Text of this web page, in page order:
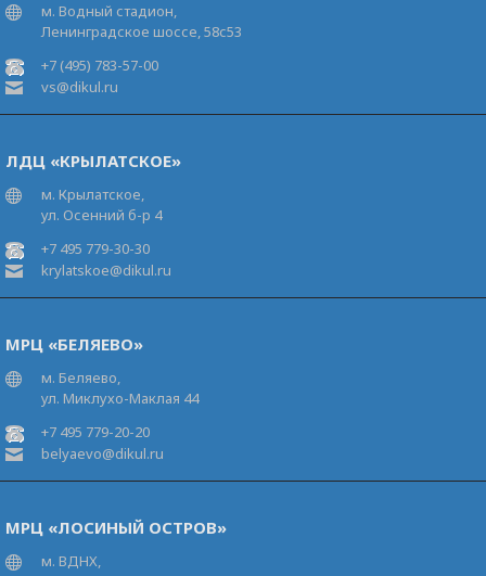
м. Водный стадион,
Ленинградское шоссе, 58с53
+7 (495) 783-57-00
vs@dikul.ru
ЛДЦ «КРЫЛАТСКОЕ»
м. Крылатское,
ул. Осенний б-р 4
+7 495 779-30-30
krylatskoe@dikul.ru
МРЦ «БЕЛЯЕВО»
м. Беляево,
ул. Миклухо-Маклая 44
+7 495 779-20-20
belyaevo@dikul.ru
МРЦ «ЛОСИНЫЙ ОСТРОВ»
м. ВДНХ,